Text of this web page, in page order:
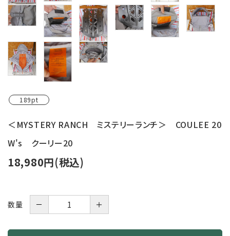
189pt
＜MYSTERY RANCH ミステリーランチ＞ COULEE 20
W's クーリー20
18,980円(税込)
数量 － ＋